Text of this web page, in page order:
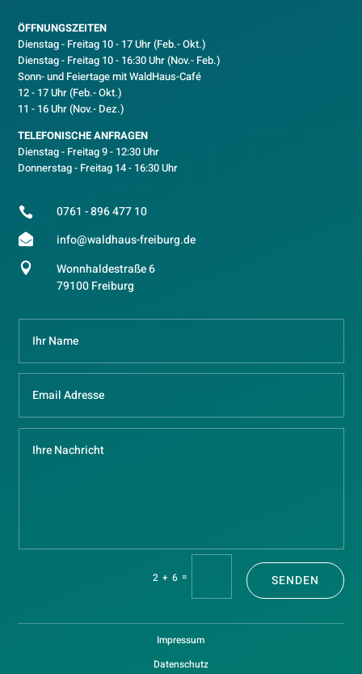
ÖFFNUNGSZEITEN
Dienstag - Freitag 10 - 17 Uhr (Feb.- Okt.)
Dienstag - Freitag 10 - 16:30 Uhr (Nov.- Feb.)
Sonn- und Feiertage mit WaldHaus-Café
12 - 17 Uhr (Feb.- Okt.)
11 - 16 Uhr (Nov.- Dez.)
TELEFONISCHE ANFRAGEN
Dienstag - Freitag 9 - 12:30 Uhr
Donnerstag - Freitag 14 - 16:30 Uhr
 0761 - 896 477 10
 info@waldhaus-freiburg.de

Wonnhaldestraße 6
79100 Freiburg
2 + 6 = SENDEN
Impressum
Datenschutz